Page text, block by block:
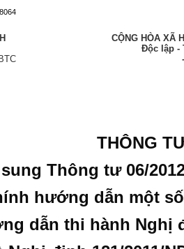
BTC
CỘNG HÒA XÃ
Độc lập -
THÔNG
Thông tư 06/
hướng dẫn một
dẫn thi hành Nghị